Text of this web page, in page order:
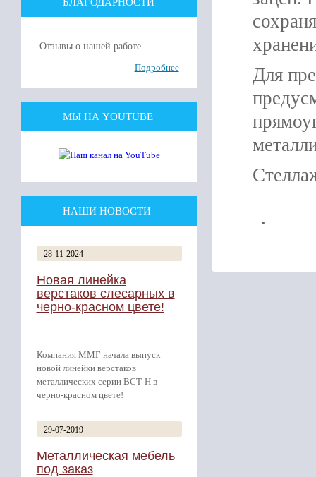
Отзывы о нашей работе
Подробнее
МЫ НА YOUTUBE
НАШИ НОВОСТИ
28-11-2024
Новая линейка
верстаков слесарных в
черно-красном цвете!
Компания ММГ начала выпуск
новой линейки верстаков
металлических серии ВСТ-Н в
черно-красном цвете!
29-07-2019
Металлическая мебель
под заказ
Для